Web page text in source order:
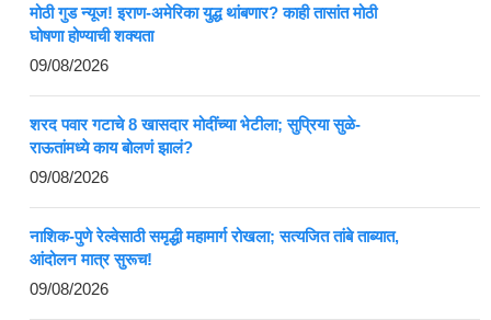
मोठी गुड न्यूज! इराण-अमेरिका युद्ध थांबणार? काही तासांत मोठी
घोषणा होण्याची शक्यता
09/08/2026
शरद पवार गटाचे 8 खासदार मोदींच्या भेटीला; सुप्रिया सुळे-
राऊतांमध्ये काय बोलणं झालं?
09/08/2026
नाशिक-पुणे रेल्वेसाठी समृद्धी महामार्ग रोखला; सत्यजित तांबे ताब्यात,
आंदोलन मात्र सुरूच!
09/08/2026